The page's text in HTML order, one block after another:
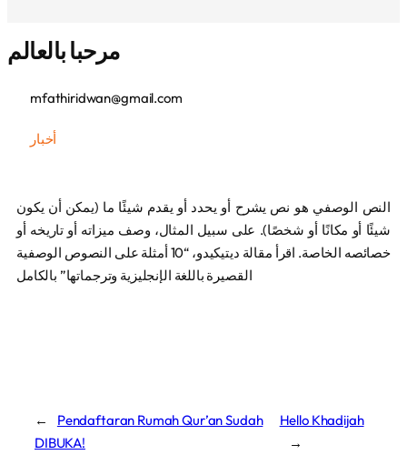
مرحبا بالعالم
mfathiridwan@gmail.com
أخبار
النص الوصفي هو نص يشرح أو يحدد أو يقدم شيئًا ما (يمكن أن يكون
شيئًا أو مكانًا أو شخصًا). على سبيل المثال، وصف ميزاته أو تاريخه أو
خصائصه الخاصة. اقرأ مقالة ديتيكيدو، “10 أمثلة على النصوص الوصفية
القصيرة باللغة الإنجليزية وترجماتها” بالكامل
←
Pendaftaran Rumah Qur’an Sudah
DIBUKA!
Hello Khadijah
→